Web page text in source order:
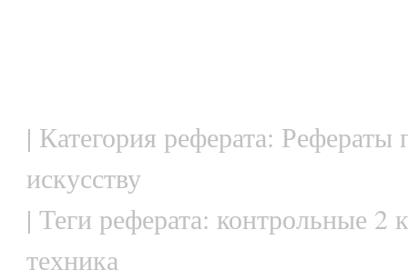
| Категория реферата: Рефераты
искусству
| Теги реферата: контрольные 2
техника